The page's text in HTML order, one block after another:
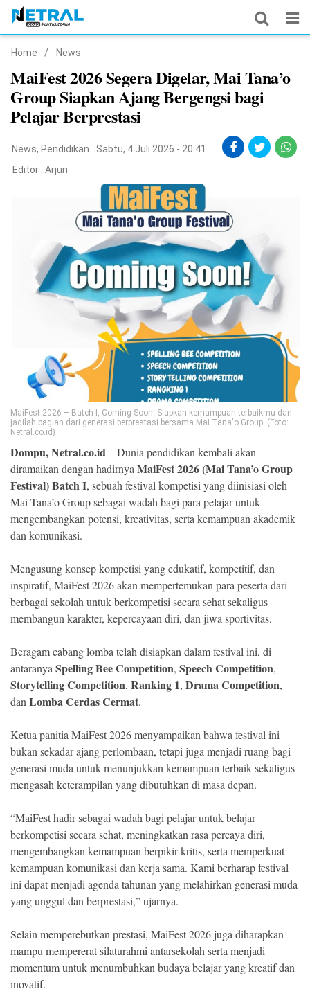
Nasional
Pemerintahan
Politik
Pendidikan
Peristiwa
Olahraga
©
Copyright
2026
All
Right
Reserved
Home / News
MaiFest 2026 Segera Digelar, Mai Tana’o
Group Siapkan Ajang Bergengsi bagi
Pelajar Berprestasi
News, Pendidikan
Sabtu, 4 Juli 2026 - 20:41
Editor : Arjun
MaiFest 2026 – Batch I, Coming Soon! Siapkan kemampuan terbaikmu dan
jadilah bagian dari generasi berprestasi bersama Mai Tana'o Group. (Foto:
Netral.co.id)
Dompu, Netral.co.id– Dunia pendidikan kembali akan
diramaikan dengan hadirnyaMaiFest 2026 (Mai Tana’o Group
Festival) Batch I, sebuah festival kompetisi yang diinisiasi oleh
Mai Tana’o Group sebagai wadah bagi para pelajar untuk
mengembangkan potensi, kreativitas, serta kemampuan akademik
dan komunikasi.
Mengusung konsep kompetisi yang edukatif, kompetitif, dan
inspiratif, MaiFest 2026 akan mempertemukan para peserta dari
berbagai sekolah untuk berkompetisi secara sehat sekaligus
membangun karakter, kepercayaan diri, dan jiwa sportivitas.
Beragam cabang lomba telah disiapkan dalam festival ini, di
antaranyaSpelling Bee Competition, Speech Competition,
Storytelling Competition, Ranking 1, Drama Competition,
danLomba Cerdas Cermat.
Ketua panitia MaiFest 2026 menyampaikan bahwa festival ini
bukan sekadar ajang perlombaan, tetapi juga menjadi ruang bagi
generasi muda untuk menunjukkan kemampuan terbaik sekaligus
mengasah keterampilan yang dibutuhkan di masa depan.
“MaiFest hadir sebagai wadah bagi pelajar untuk belajar
berkompetisi secara sehat, meningkatkan rasa percaya diri,
mengembangkan kemampuan berpikir kritis, serta memperkuat
kemampuan komunikasi dan kerja sama. Kami berharap festival
ini dapat menjadi agenda tahunan yang melahirkan generasi muda
yang unggul dan berprestasi,” ujarnya.
Selain memperebutkan prestasi, MaiFest 2026 juga diharapkan
mampu mempererat silaturahmi antarsekolah serta menjadi
momentum untuk menumbuhkan budaya belajar yang kreatif dan
inovatif.